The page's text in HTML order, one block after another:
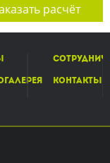
расчёт
Контакты